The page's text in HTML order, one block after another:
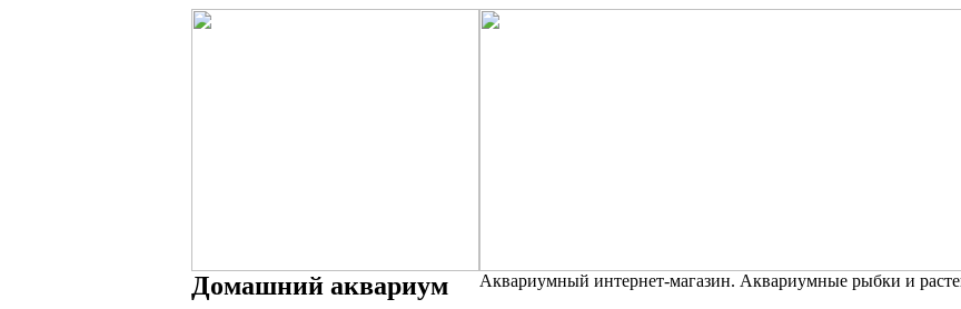
Домашний аквариум Аквариумный интернет-магазин. Аквариумные рыбки и